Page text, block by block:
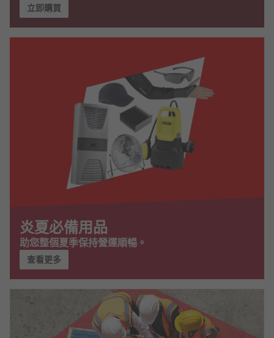
立即購買
炎夏必備用品
助您整個夏季保持營運順暢。
查看更多